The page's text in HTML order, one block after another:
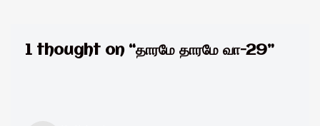
1 thought on “தாரமே தாரமே வா-29”